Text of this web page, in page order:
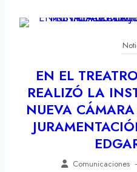
EN EL
REALIZÓ LA
NUEVA
Comunicaciones